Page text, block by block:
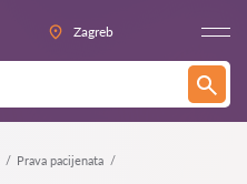
Zagreb
Prava pacijenata